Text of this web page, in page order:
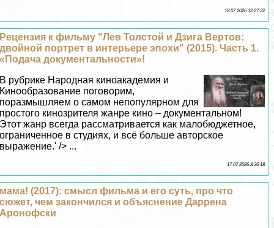
18 07 2026 12:27:22
Рецензия к фильму "Лев Толстой и Дзига Вертов:
двойной портрет в интерьере эпохи" (2015). Часть 1.
«Подача документальности»!
В рубрике Народная киноакадемия и
Кинообразование поговорим,
поразмышляем о самом непопулярном для
простого кинозрителя жанре кино – документальном!
Этот жанр всегда рассматривается как малобюджетное,
ограниченное в студиях, и всё больше авторское
выражение.' /> ...
17 07 2026 8:36:18
мама! (2017): смысл фильма и его суть, про что
сюжет, чем закончился и объяснение Даррена
Аронофски